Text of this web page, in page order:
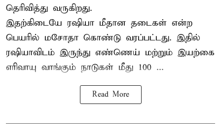
தெரிவித்து வருகிறது.
இதற்கிடையே ரஷியா மீதான தடைகள் என்ற
பெயரில் மசோதா கொண்டு வரப்பட்டது. இதில்
ரஷியாவிடம் இருந்து எண்ணெய் மற்றும் இயற்கை
எரிவாயு வாங்கும் நாடுகள் மீது 100 ...
Read More